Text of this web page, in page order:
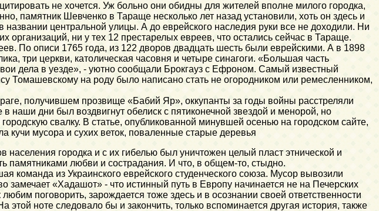
не хочется. Уж больно они обидны для жителей вполне милого городка,
памятник Шевченко в Тараще несколько лет назад установили, хоть он здесь и
центральной улицы. А до еврейского наследия руки все не доходили. Ни
ни у тех 12 престарелых евреев, что остались сейчас в Тараще.
По описи 1765 года, из 122 дворов двадцать шесть были еврейскими. А в 1898
три церкви, католическая часовня и четыре синагоги. «Большая часть
дела в уезде», - уютно сообщали Брокгауз с Ефроном. Самый известный
Томашевскому на роду было написано стать не огородником или ремесленником,
получившем прозвище «Бабий Яр», оккупанты за годы войны расстреляли
наши дни был воздвигнут обелиск с пятиконечной звездой и менорой, но
свалку. В статье, опубликованной минувшей осенью на городском сайте,
кучи мусора и сухих веток, поваленные старые деревья
городка и с их гибелью был уничтожен целый пласт этнической и
памятниками любви и сострадания. И что, в общем-то, стыдно.
команда из Украинского еврейского студенческого союза. Мусор вывозили
«Хадашот» - что истинный путь в Европу начинается не на Печерских
поговорить, зарождается тоже здесь и в осознании своей ответственности
ноте следовало бы и закончить, только вспоминается другая история, также